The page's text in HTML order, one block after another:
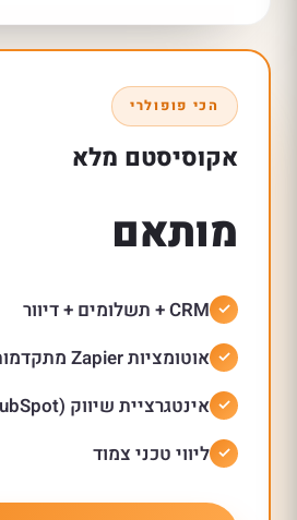
הכי פופולרי
אקוסיסטם מלא
מותאם
CRM + תשלומים + דיוור
אוטומציות Zapier מתקדמות
אינטגרציית שיווק (HubSpot)
ליווי טכני צמוד